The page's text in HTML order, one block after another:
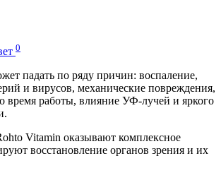
0
падать по ряду причин: воспаление,
и вирусов, механические повреждения,
время работы, влияние УФ-лучей и яркого
Vitamin оказывают комплексное
восстановление органов зрения и их